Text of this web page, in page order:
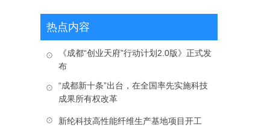
热点内容
《成都“创业天府”行动计划2.0版》正式发
布
“成都新十条”出台，在全国率先实施科技
成果所有权改革
新纶科技高性能纤维生产基地项目开工